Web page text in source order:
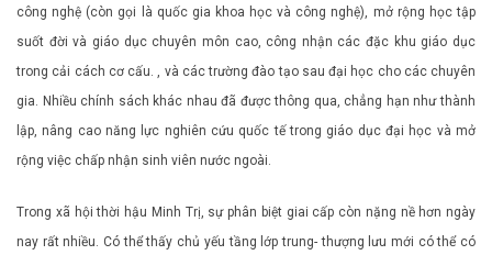
công nghệ (còn gọi là quốc gia khoa học và công nghệ), mở rộng học tập
suốt đời và giáo dục chuyên môn cao, công nhận các đặc khu giáo dục
trong cải cách cơ cấu. , và các trường đào tạo sau đại học cho các chuyên
gia. Nhiều chính sách khác nhau đã được thông qua, chẳng hạn như thành
lập, nâng cao năng lực nghiên cứu quốc tế trong giáo dục đại học và mở
rộng việc chấp nhận sinh viên nước ngoài.
Trong xã hội thời hậu Minh Trị, sự phân biệt giai cấp còn nặng nề hơn ngày
nay rất nhiều. Có thể thấy chủ yếu tầng lớp trung- thượng lưu mới có thể có